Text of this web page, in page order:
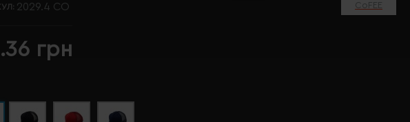
2029.4 CO CoFEE
грн